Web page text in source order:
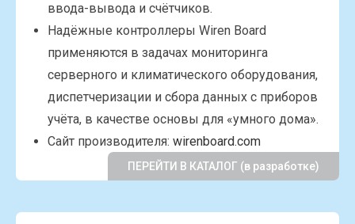
ввода-вывода и счётчиков.
Надёжные контроллеры Wiren Board
применяются в задачах мониторинга
серверного и климатического оборудования,
диспетчеризации и сбора данных с приборов
учёта, в качестве основы для «умного дома».
Сайт производителя: wirenboard.com
ПЕРЕЙТИ В КАТАЛОГ (в разработке)